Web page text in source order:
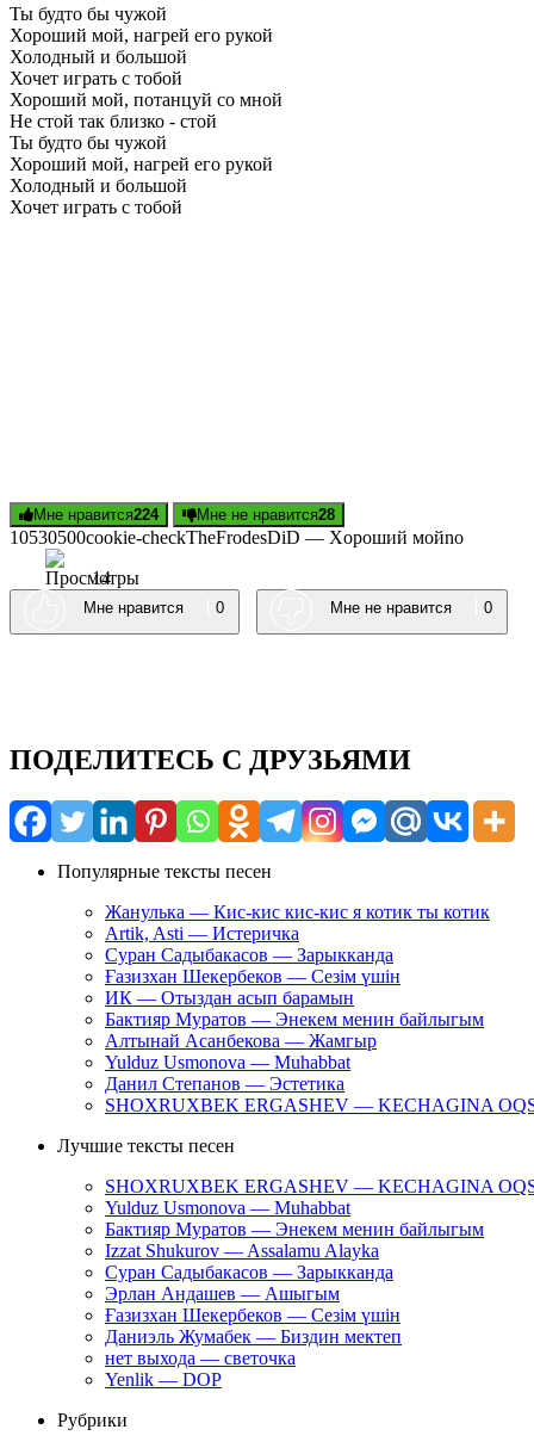
Ты будто бы чужой
Хороший мой, нагрей его рукой
Холодный и большой
Хочет играть с тобой
Хороший мой, потанцуй со мной
Не стой так близко - стой
Ты будто бы чужой
Хороший мой, нагрей его рукой
Холодный и большой
Хочет играть с тобой
Мне нравится224 Мне не нравится28
10530500cookie-checkТhеFrоdеsDiD — Xopoший мoйno
14
Мне нравится 0 Мне не нравится 0
ПОДЕЛИТЕСЬ С ДРУЗЬЯМИ
Популярные тексты песен
Жанулька — Кис-кис кис-кис я котик ты котик
Artik, Asti — Истеричка
Суран Садыбакасов — Зарыкканда
Ғазизхан Шекербеков — Сезім үшін
ИК — Отыздан асып барамын
Бактияр Муратов — Энекем менин байлыгым
Алтынай Асанбекова — Жамгыр
Yulduz Usmonova — Muhabbat
Данил Степанов — Эстетика
SHOXRUXBEK ERGASHEV — KECHAGINA
Лучшие тексты песен
SHOXRUXBEK ERGASHEV — KECHAGINA
Yulduz Usmonova — Muhabbat
Бактияр Муратов — Энекем менин байлыгым
Izzat Shukurov — Assalamu Alayka
Суран Садыбакасов — Зарыкканда
Эрлан Андашев — Ашыгым
Ғазизхан Шекербеков — Сезім үшін
Даниэль Жумабек — Биздин мектеп
нет выхода — светочка
Yenlik — DOP
Рубрики